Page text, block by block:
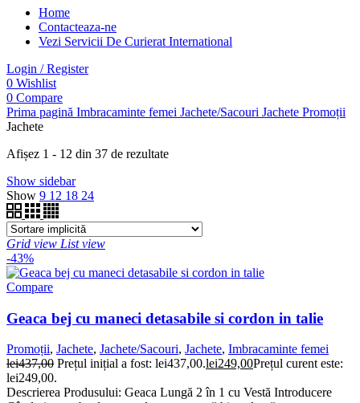
Home
Contacteaza-ne
Vezi Servicii De Curierat International
Login / Register
0 Wishlist
0 Compare
Prima pagină Imbracaminte femei Jachete/Sacouri Jachete Promoții
Jachete
Afișez 1 - 12 din 37 de rezultate
Show sidebar
Show 9 12 18 24
Grid view List view
-43%
Compare
Geaca bej cu maneci detasabile si cordon in talie
Promoții, Jachete, Jachete/Sacouri, Jachete, Imbracaminte femei
lei437,00 Prețul inițial a fost: lei437,00.lei249,00Prețul curent este:
lei249,00.
Descrierea Produsului: Geaca Lungă 2 în 1 cu Vestă Introducere